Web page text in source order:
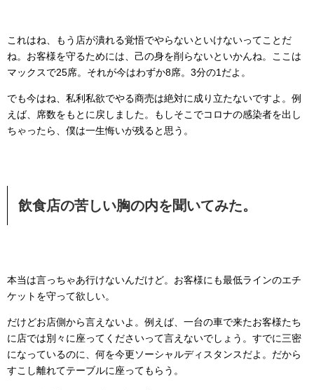
これはね、もう店が潰れる覚悟でやらないといけないってことだ
ね。お客様を守るためには、己の身を削らないといかんね。ここは
マックスで25席。それが今はわずか8席。3分の1だよ。
でも今はね、私利私欲でやる商売は絶対に成り立たないですよ。例
えば、席数をもとに戻しました。もしそこでコロナの感染者を出し
ちゃったら、僕は一生悔いが残ると思う。
飲食店の苦しい胸の内を聞いてみた。
本当は言っちゃあ行けないんだけど。お客様にも最低ラインのエチ
ケットを守って欲しい。
だけどお店側から言えないよ。例えば、一台の車で来たお客様たち
に店では別々に座ってくださいって言えないでしょう。すでに三密
になっているのに、何を今更ソーシャルディスタンスだよ。だから
すこし離れてテーブルに座ってもらう。